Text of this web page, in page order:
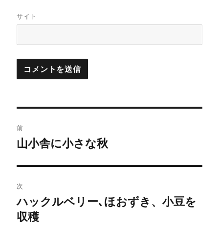
サイト
稿
ビ
ゲ
ー
前
過
の
投
稿:
山小舎に小さな秋
次
次
の
ハックルベリー､ほおずき、小豆を
収穫